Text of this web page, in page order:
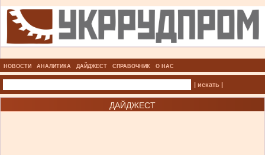
НОВОСТИ АНАЛИТИКА ДАЙДЖЕСТ СПРАВОЧНИК О НАС
| искать |
ДАЙДЖЕСТ